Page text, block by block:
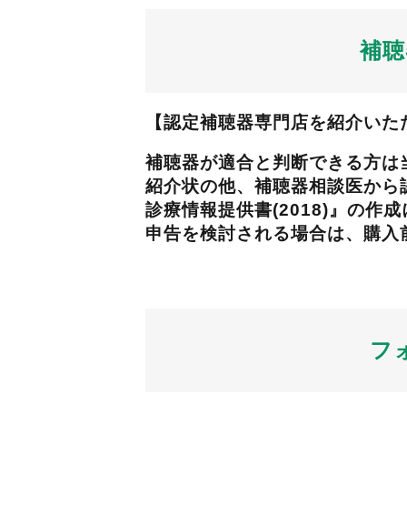
補
【認定補聴器専門店を紹介い
補聴器が適合と判断できる方
紹介状の他、補聴器相談医か
診療情報提供書(2018)』の作
申告を検討される場合は、購
フ